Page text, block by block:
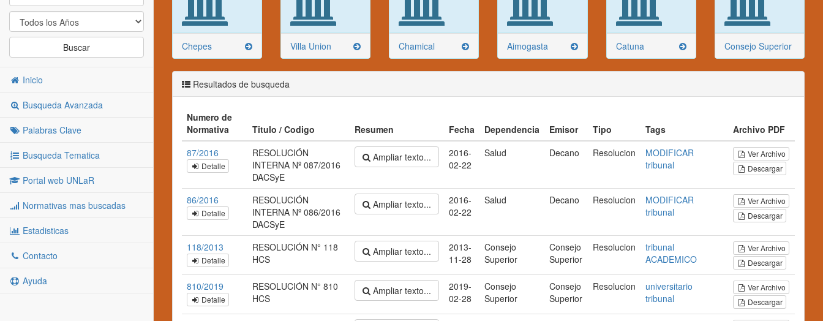
Buscar
Inicio
Busqueda Avanzada
Palabras Clave
Busqueda Tematica
Portal web UNLaR
Normativas mas buscadas
Estadisticas
Contacto
Ayuda
Chepes Villa Union Chamical Aimogasta Catuna Consejo Superior
Resultados de busqueda
Numero de
Normativa
Titulo / Codigo Resumen Fecha Dependencia Emisor Tipo Tags
Archivo PDF
87/2016
Detalle
RESOLUCIÓN
INTERNA Nº 087/2016
DACSyE
Ampliar texto...
2016-
02-22
Salud Decano Resolucion
MODIFICAR
tribunal
Ver Archivo
Descargar
86/2016
Detalle
RESOLUCIÓN
INTERNA Nº 086/2016
DACSyE
Ampliar texto...
2016-
02-22
Salud Decano Resolucion
MODIFICAR
tribunal
Ver Archivo
Descargar
118/2013
Detalle
RESOLUCIÓN N° 118
HCS
Ampliar texto...
2013-
11-28
Consejo
Superior
Consejo
Superior
Resolucion
tribunal
ACADEMICO
Ver Archivo
Descargar
810/2019
Detalle
RESOLUCIÓN N° 810
HCS
Ampliar texto...
2019-
02-28
Consejo
Superior
Consejo
Superior
Resolucion
universitario
tribunal
Ver Archivo
Descargar